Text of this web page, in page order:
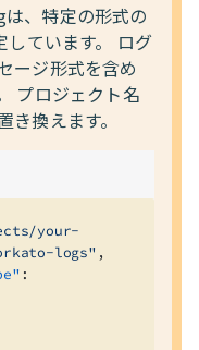
、特定の形式の
しています。 ログ
ージ形式を含め
プロジェクト名
き換えます。
your-
logs" ,
: